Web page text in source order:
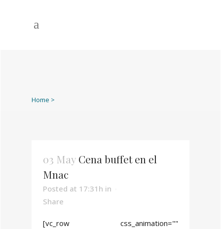
Home >
03 May Cena buffet en el
Mnac
Posted at 17:31h in
Share
[vc_row css_animation=""